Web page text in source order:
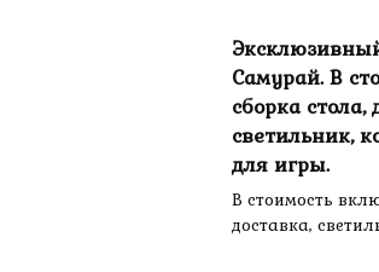
Самурай. В
сборка стола,
светильник,
для игры.
В стоимость
доставка,